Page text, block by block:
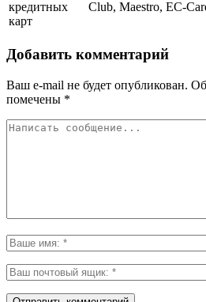
кредитных
карт
Club, Maestro, EC-
Добавить комментарий
Ваш e-mail не будет опубликован.
помечены *